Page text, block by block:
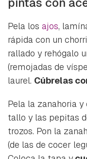
Pela los ajos,
rápida con un
rallado y rehógalo
(remojadas de
laurel. Cúbrelas
Pela la zanahoria
tallo y las pepitas
trozos. Pon la
(de las de cocer